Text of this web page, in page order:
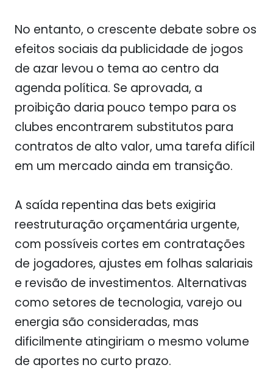
No entanto, o crescente debate sobre os
efeitos sociais da publicidade de jogos
de azar levou o tema ao centro da
agenda política. Se aprovada, a
proibição daria pouco tempo para os
clubes encontrarem substitutos para
contratos de alto valor, uma tarefa difícil
em um mercado ainda em transição.
A saída repentina das bets exigiria
reestruturação orçamentária urgente,
com possíveis cortes em contratações
de jogadores, ajustes em folhas salariais
e revisão de investimentos. Alternativas
como setores de tecnologia, varejo ou
energia são consideradas, mas
dificilmente atingiriam o mesmo volume
de aportes no curto prazo.